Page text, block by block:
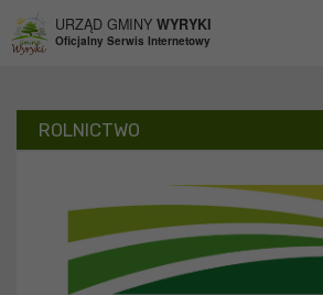
URZĄD GMINY WYRYKI
Oficjalny Serwis Internetowy
ROLNICTWO